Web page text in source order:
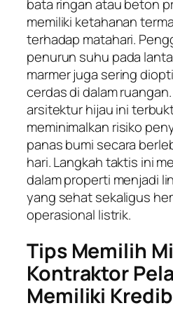
bata ringan atau beton
memiliki ketahanan
terhadap matahari.
penurun suhu pada
marmer juga sering
cerdas di dalam
arsitektur hijau ini
meminimalkan risiko
panas bumi secara
hari. Langkah taktis ini
dalam properti menjadi
yang sehat sekaligus
operasional listrik.
Tips Memilih
Kontraktor
Memiliki